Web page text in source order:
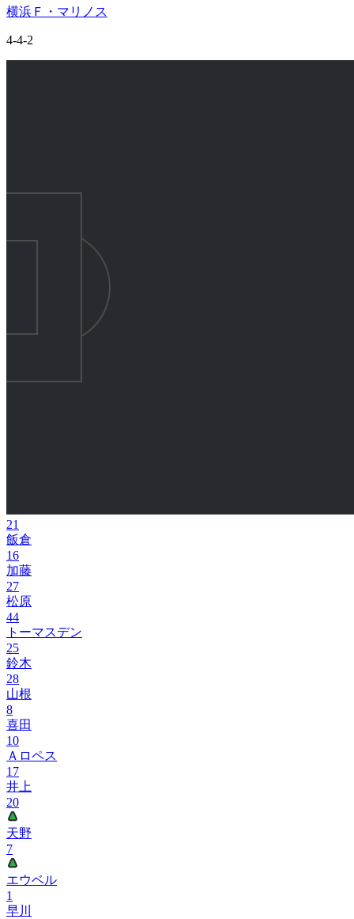
横浜Ｆ・マリノス
4-4-2
21
飯倉
16
加藤
27
松原
44
トーマスデン
25
鈴木
28
山根
8
喜田
10
Ａロペス
17
井上
20
天野
7
エウベル
1
早川